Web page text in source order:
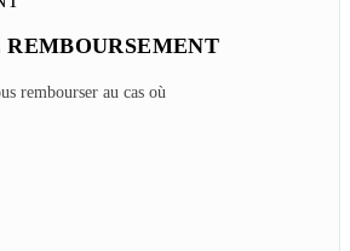
rembourser au cas où